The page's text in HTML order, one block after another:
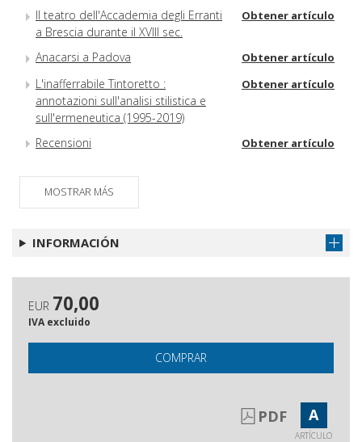
Il teatro dell'Accademia degli Erranti
a Brescia durante il XVIII sec.
Obtener artículo
Anacarsi a Padova Obtener artículo
L'inafferrabile Tintoretto :
annotazioni sull'analisi stilistica e
sull'ermeneutica (1995-2019)
Obtener artículo
Recensioni Obtener artículo
MOSTRAR MÁS
INFORMACIÓN
EUR 70,00
IVA excluido
COMPRAR
PDF A
ARTÍCULO